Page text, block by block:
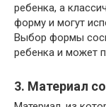
ребенка, а
форму и могут
Выбор формы
ребенка и может
3. Материал